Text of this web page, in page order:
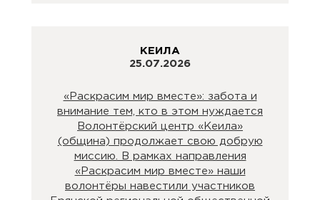
КЕИЛА
25.07.2026
«Раскрасим мир вместе»: забота и
внимание тем, кто в этом нуждается
Волонтёрский центр «Кеила»
(община) продолжает свою добрую
миссию. В рамках направления
«Раскрасим мир вместе» наши
волонтёры навестили участников